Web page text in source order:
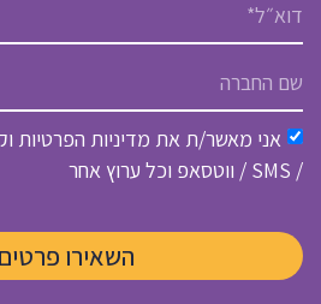
אני מאשר/ת את מדיניות הפרטיות
/ SMS / ווטסאפ וכל ערוץ אחר
השאירו